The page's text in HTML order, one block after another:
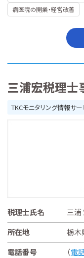
病医院の開業・経営改善
三浦宏税理士
TKCモニタリング情報サ
税理士氏名
三浦
所在地
栃木
電話番号
（電